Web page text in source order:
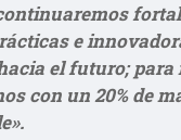
e
el futuro;
con un 20% de